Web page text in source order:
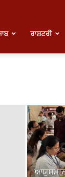
ਰਾਸ਼ਟਰੀ